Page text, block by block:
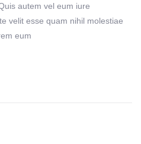
autem vel eum iure
velit esse quam nihil molestiae
eum